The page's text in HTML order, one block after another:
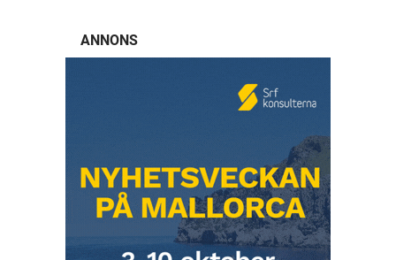
ANNONS